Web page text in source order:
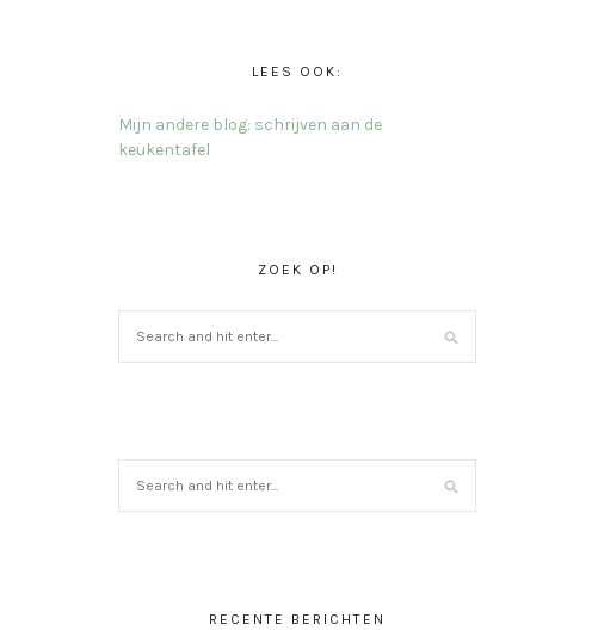
LEES OOK:
Mijn andere blog: schrijven aan de
keukentafel
ZOEK OP!
RECENTE BERICHTEN